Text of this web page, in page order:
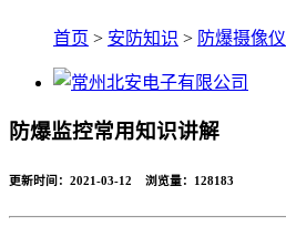
首页 > 安防知识 > 防爆摄像仪
防爆监控常用知识讲解
更新时间：2021-03-12 浏览量： 128183